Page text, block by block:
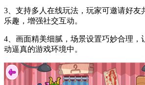
3、支持多人在线玩法，玩家可邀请好友
乐趣，增强社交互动。
4、画面精美细腻，场景设置巧妙合理，
动逼真的游戏环境中。